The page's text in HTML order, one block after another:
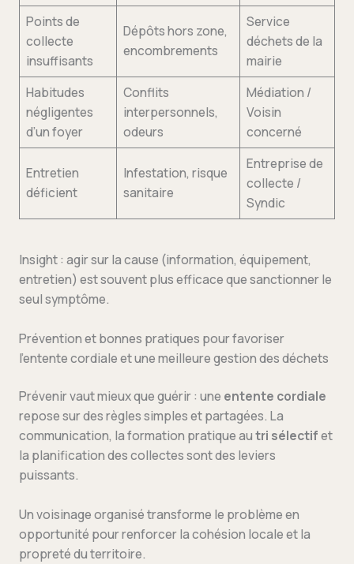
Points de
collecte
insuffisants
Dépôts hors zone,
encombrements
Service
déchets de la
mairie
Habitudes
négligentes
d’un foyer
Conflits
interpersonnels,
odeurs
Médiation /
Voisin
concerné
Entretien
déficient
Infestation, risque
sanitaire
Entreprise de
collecte /
Syndic
Insight : agir sur la cause (information, équipement,
entretien) est souvent plus efficace que sanctionner le
seul symptôme.
Prévention et bonnes pratiques pour favoriser
l’entente cordiale et une meilleure gestion des déchets
Prévenir vaut mieux que guérir : une entente cordiale
repose sur des règles simples et partagées. La
communication, la formation pratique autri sélectifet
la planification des collectes sont des leviers
puissants.
Un voisinage organisé transforme le problème en
opportunité pour renforcer la cohésion locale et la
propreté du territoire.